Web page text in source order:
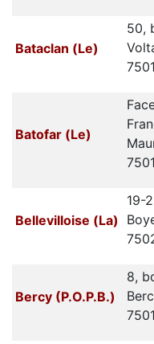
Bataclan (Le)
50,
Batofar (Le)
Bellevilloise (La)
19-
Bercy (P.O.P.B.)
8,